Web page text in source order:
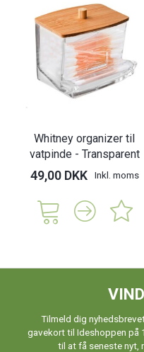
Whitney organizer til
vatpinde - Transparent
49,00 DKK Inkl. moms
Tilmeld dig
gavekort til Ideshoppen på
til at få seneste nyt,